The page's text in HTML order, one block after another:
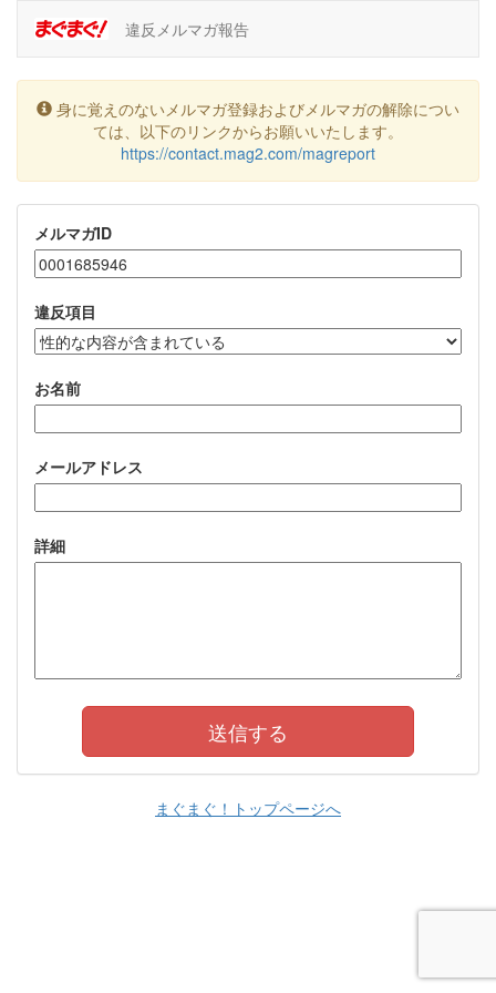
違反メルマガ報告
身に覚えのないメルマガ登録およびメルマガの解除につい
ては、以下のリンクからお願いいたします。
https://contact.mag2.com/magreport
メルマガID
違反項目
お名前
メールアドレス
詳細
まぐまぐ！トップページへ